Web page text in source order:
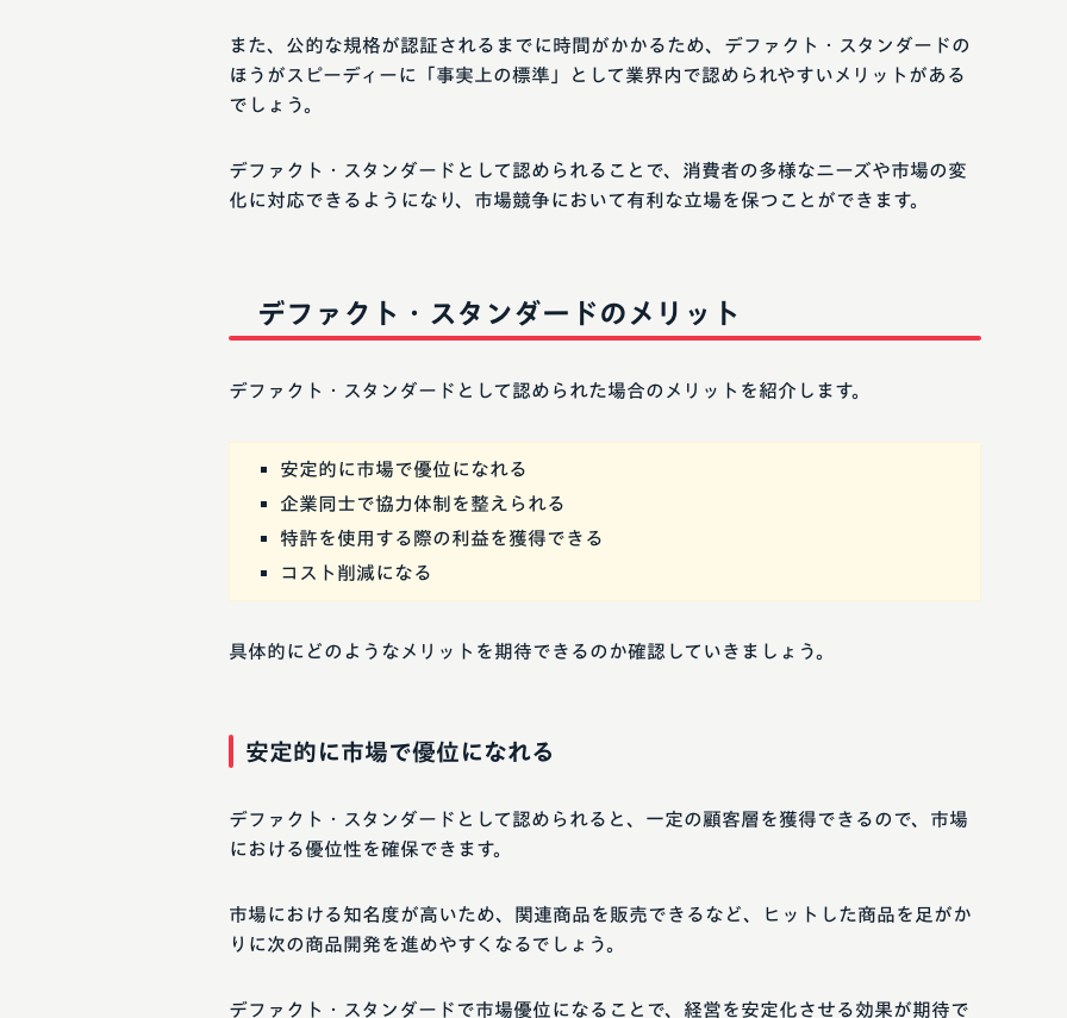
また、公的な規格が認証されるまでに時間がかかるため、デファクト・スタンダードの
ほうがスピーディーに「事実上の標準」として業界内で認められやすいメリットがある
でしょう。
デファクト・スタンダードとして認められることで、消費者の多様なニーズや市場の変
化に対応できるようになり、市場競争において有利な立場を保つことができます。
デファクト・スタンダードのメリット
デファクト・スタンダードとして認められた場合のメリットを紹介します。
安定的に市場で優位になれる
企業同士で協力体制を整えられる
特許を使用する際の利益を獲得できる
コスト削減になる
具体的にどのようなメリットを期待できるのか確認していきましょう。
安定的に市場で優位になれる
デファクト・スタンダードとして認められると、一定の顧客層を獲得できるので、市場
における優位性を確保できます。
市場における知名度が高いため、関連商品を販売できるなど、ヒットした商品を足がか
りに次の商品開発を進めやすくなるでしょう。
デファクト・スタンダードで市場優位になることで、経営を安定化させる効果が期待で